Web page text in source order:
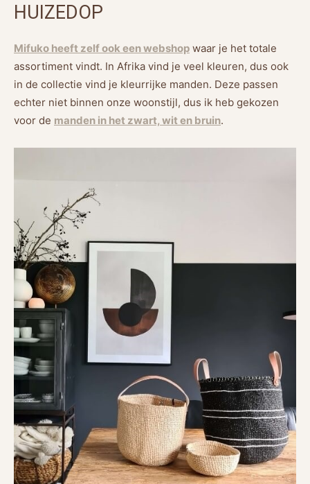
HUIZEDOP
Mifuko heeft zelf ook een webshop waar je het totale
assortiment vindt. In Afrika vind je veel kleuren, dus ook
in de collectie vind je kleurrijke manden. Deze passen
echter niet binnen onze woonstijl, dus ik heb gekozen
voor de manden in het zwart, wit en bruin.